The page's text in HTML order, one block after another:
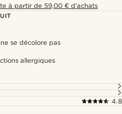
à partir de 59,00 € d'achats
se décolore pas
allergiques
4.8